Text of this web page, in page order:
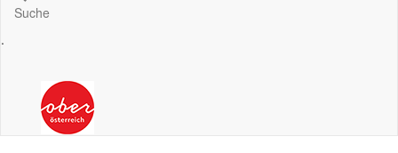
Suche
.